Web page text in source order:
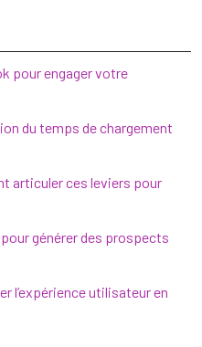
pour engager votre
du temps de chargement
articuler ces leviers pour
générer des prospects
l’expérience utilisateur en